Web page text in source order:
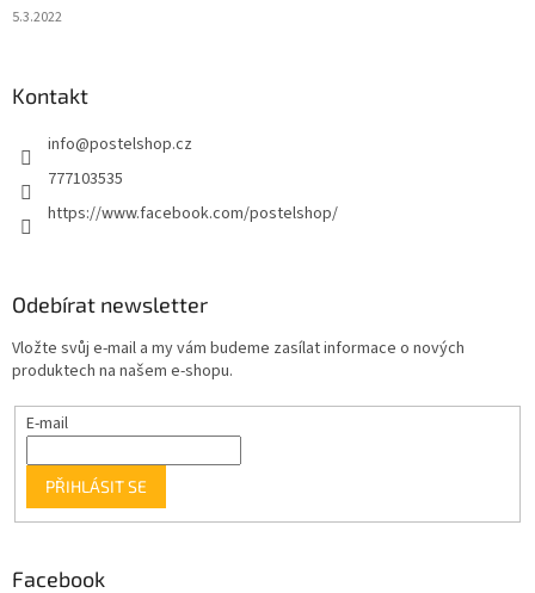
5.3.2022
Kontakt
info@postelshop.cz
777103535
https://www.facebook.com/postelshop/
Odebírat newsletter
Vložte svůj e-mail a my vám budeme zasílat informace o nových
produktech na našem e-shopu.
E-mail
PŘIHLÁSIT SE
Facebook